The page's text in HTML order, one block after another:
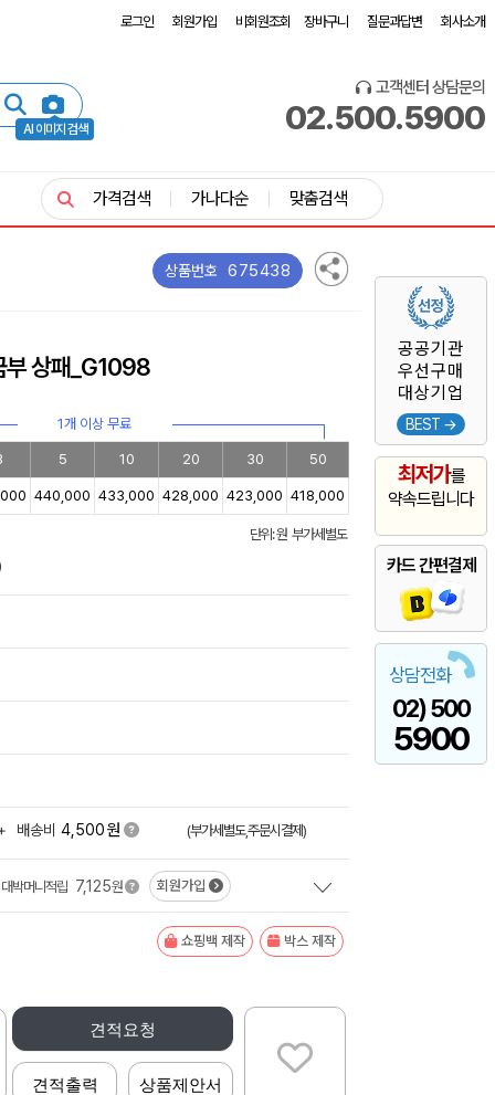
로그인 회원가입 비회원조회 장바구니 질문과답변 회사소개
AI 이미지 검색
고객센터 상담문의
02.500.5900
공공기관
우선구매
대상기업
BEST →
최저가를
약속드립니다
카드 간편결제
상담전화
02) 500
5900
가격검색 가나다순 맞춤검색
상품번호 675438
부 상패_G1098
1개 이상 무료
5 10 20 30 50
440,000 433,000 428,000 423,000 418,000
단위: 원 부가세별도
배송비 4,500원 (부가세별도,주문시결제)
대박머니적립 7,125원 회원가입
쇼핑백 제작 박스 제작
견적요청
견적출력 상품제안서